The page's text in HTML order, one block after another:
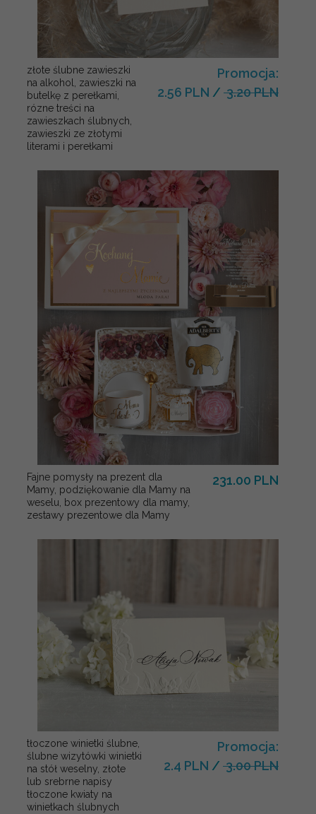
złote ślubne zawieszki
na alkohol, zawieszki na
butelkę z perełkami,
rózne treści na
zawieszkach ślubnych,
zawieszki ze złotymi
literami i perełkami
Promocja:
2.56 PLN / 3.20 PLN
Fajne pomysły na prezent dla
Mamy, podziękowanie dla Mamy na
weselu, box prezentowy dla mamy,
zestawy prezentowe dla Mamy
231.00 PLN
tłoczone winietki ślubne,
ślubne wizytówki winietki
na stół weselny, złote
lub srebrne napisy
tłoczone kwiaty na
winietkach ślubnych
Promocja:
2.4 PLN / 3.00 PLN